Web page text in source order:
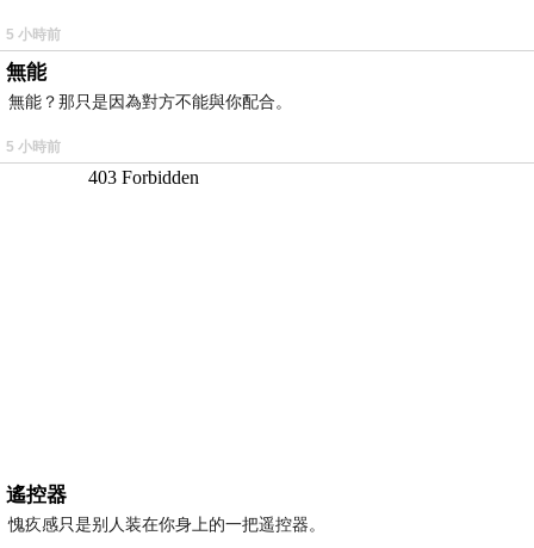
5 小時前
無能
無能？那只是因為對方不能與你配合。
5 小時前
遙控器
愧疚感只是别人装在你身上的一把遥控器。